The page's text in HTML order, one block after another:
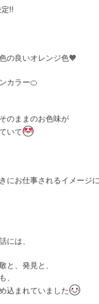
‼️
の良いオレンジ色🧡
カラー🍊
のままのお色味が
いて
にお仕事されるイメージ
には、
と、発見と、
、
込まれていました